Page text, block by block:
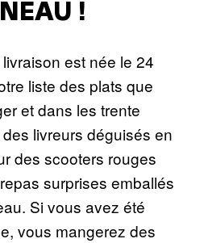
!
est née le 24
liste des plats que
et dans les trente
livreurs déguisés en
des scooters rouges
surprises emballés
Si vous avez été
vous mangerez des